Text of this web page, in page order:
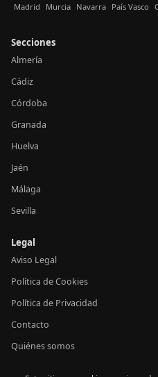
Madrid Murcia Navarra País Vasco
Secciones
Almería
Cádiz
Córdoba
Granada
Huelva
Jaén
Málaga
Sevilla
Legal
Aviso Legal
Política de Cookies
Política de Privacidad
Contacto
Quiénes somos